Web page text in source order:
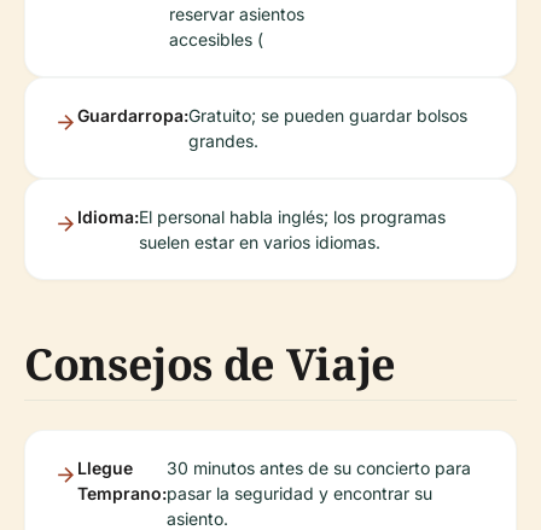
reservar asientos
accesibles (
Guardarropa:Gratuito; se pueden guardar bolsos
grandes.
Idioma:El personal habla inglés; los programas
suelen estar en varios idiomas.
Consejos de Viaje
Llegue
Temprano:
30 minutos antes de su concierto para
pasar la seguridad y encontrar su
asiento.